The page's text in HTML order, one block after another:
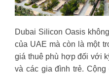
Dubai Silicon Oasis
của UAE mà còn là một
giá thuê phù hợp đối với
và các gia đình trẻ.